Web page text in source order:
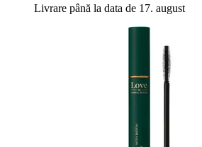
Livrare până la data de 17. august